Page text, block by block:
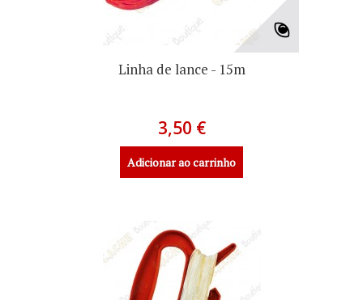
Linha de lance - 15m
3,50 €
Adicionar ao carrinho